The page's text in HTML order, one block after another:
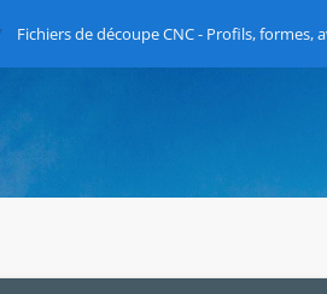
Fichiers de découpe CNC - Profils, formes,